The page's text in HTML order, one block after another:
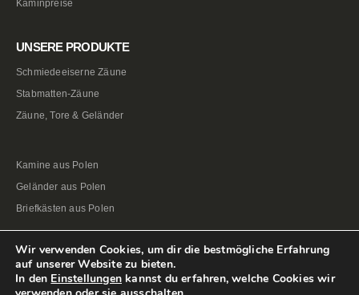
Kaminpreise
UNSERE PRODUKTE
Schmiedeeiserne Zäune
Stabmatten-Zäune
Zäune, Tore & Geländer
Kamine aus Polen
Geländer aus Polen
Briefkästen aus Polen
Wir verwenden Cookies, um dir die bestmögliche Erfahrung
auf unserer Website zu bieten.
In den Einstellungen kannst du erfahren, welche Cookies wir